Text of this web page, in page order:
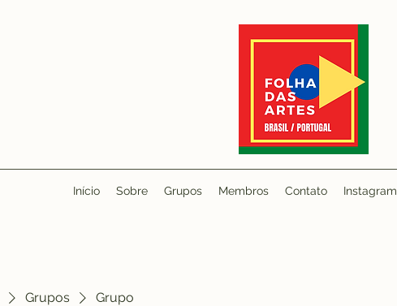
Início Sobre Grupos Membros Contato Instagram
Grupos Grupo